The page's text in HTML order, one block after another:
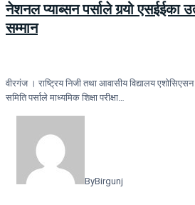
नेशनल प्याब्सन पर्साले गर्‍यो एसईईका
सम्मान
वीरगंज । राष्ट्रिय निजी तथा आवासीय विद्यालय
समिति पर्साले माध्यमिक शिक्षा परीक्षा…
ByBirgunj